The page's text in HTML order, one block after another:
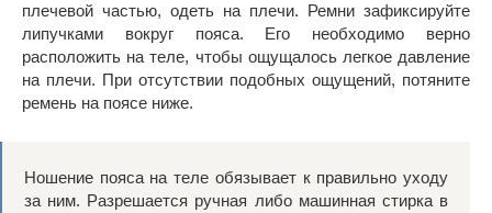
плечевой частью, одеть на плечи. Ремни зафиксируйте
липучками вокруг пояса. Его необходимо верно
расположить на теле, чтобы ощущалось легкое давление
на плечи. При отсутствии подобных ощущений, потяните
ремень на поясе ниже.
Ношение пояса на теле обязывает к правильно уходу
за ним. Разрешается ручная либо машинная стирка в